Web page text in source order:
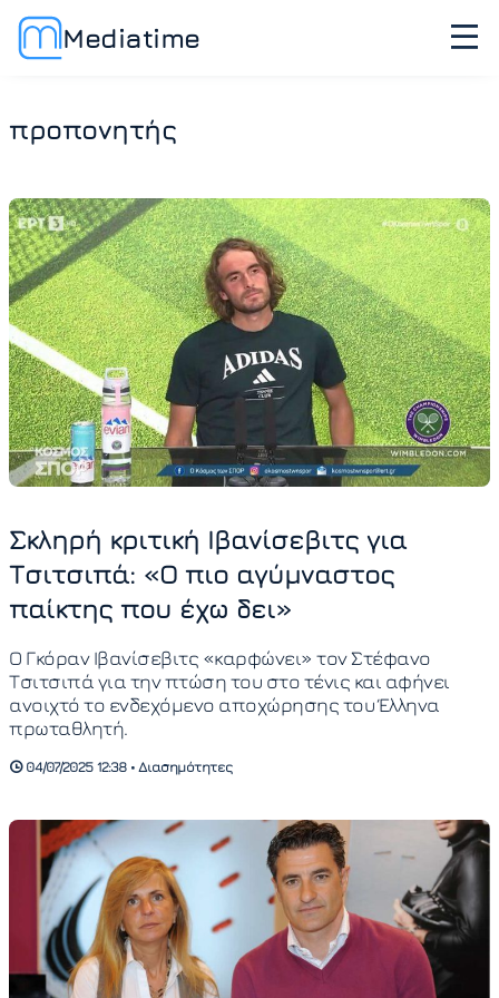
Mediatime
προπονητής
Σκληρή κριτική Ιβανίσεβιτς για
Τσιτσιπά: «Ο πιο αγύμναστος
παίκτης που έχω δει»
Ο Γκόραν Ιβανίσεβιτς «καρφώνει» τον Στέφανο
Τσιτσιπά για την πτώση του στο τένις και αφήνει
ανοιχτό το ενδεχόμενο αποχώρησης του Έλληνα
πρωταθλητή.
04/07/2025 12:38 • Διασημότητες